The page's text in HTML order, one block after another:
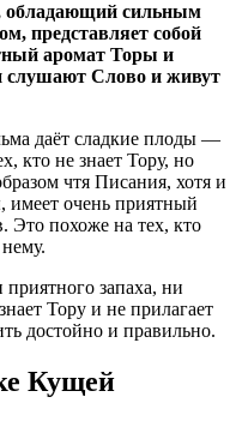
обладающий сильным
представляет собой
аромат Торы и
слушают Слово и живут
даёт сладкие плоды —
кто не знает Тору, но
чтя Писания, хотя и
имеет очень приятный
Это похоже на тех, кто
запаха, ни
Тору и не прилагает
достойно и правильно.
Кущей